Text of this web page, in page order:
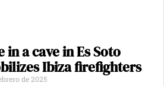
in a cave in Es Soto
Ibiza firefighters
de 2025